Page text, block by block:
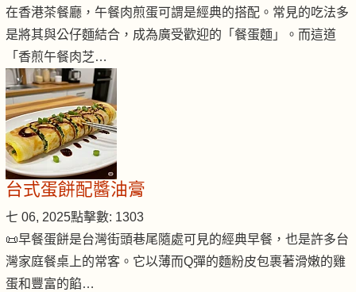
在香港茶餐廳，午餐肉煎蛋可謂是經典的搭配。常見的吃法多
是將其與公仔麵結合，成為廣受歡迎的「餐蛋麵」。而這道
「香煎午餐肉芝…
台式蛋餅配醬油膏
七 06, 2025點擊數: 1303
📜早餐蛋餅是台灣街頭巷尾隨處可見的經典早餐，也是許多台
灣家庭餐桌上的常客。它以薄而Q彈的麵粉皮包裹著滑嫩的雞
蛋和豐富的餡…